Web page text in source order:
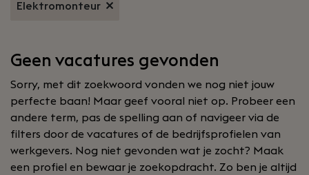
Elektromonteur
Geen vacatures gevonden
Sorry, met dit zoekwoord vonden we nog niet jouw
perfecte baan! Maar geef vooral niet op. Probeer een
andere term, pas de spelling aan of navigeer via de
filters door de vacatures of de bedrijfsprofielen van
werkgevers. Nog niet gevonden wat je zocht? Maak
een profiel en bewaar je zoekopdracht. Zo ben je altijd